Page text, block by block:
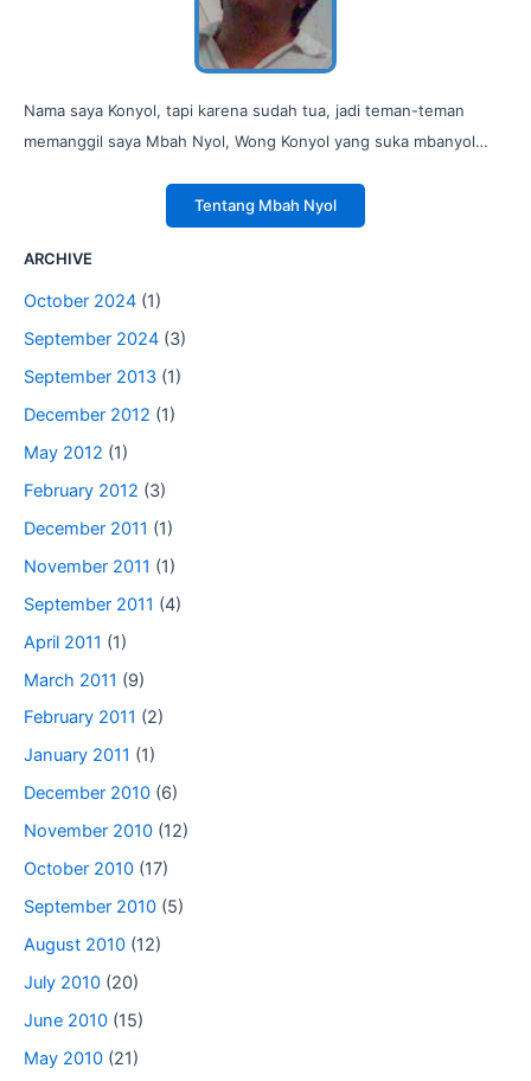
Nama saya Konyol, tapi karena sudah tua, jadi teman-teman
memanggil saya Mbah Nyol, Wong Konyol yang suka mbanyol…
Tentang Mbah Nyol
ARCHIVE
October 2024 (1)
September 2024 (3)
September 2013 (1)
December 2012 (1)
May 2012 (1)
February 2012 (3)
December 2011 (1)
November 2011 (1)
September 2011 (4)
April 2011 (1)
March 2011 (9)
February 2011 (2)
January 2011 (1)
December 2010 (6)
November 2010 (12)
October 2010 (17)
September 2010 (5)
August 2010 (12)
July 2010 (20)
June 2010 (15)
May 2010 (21)